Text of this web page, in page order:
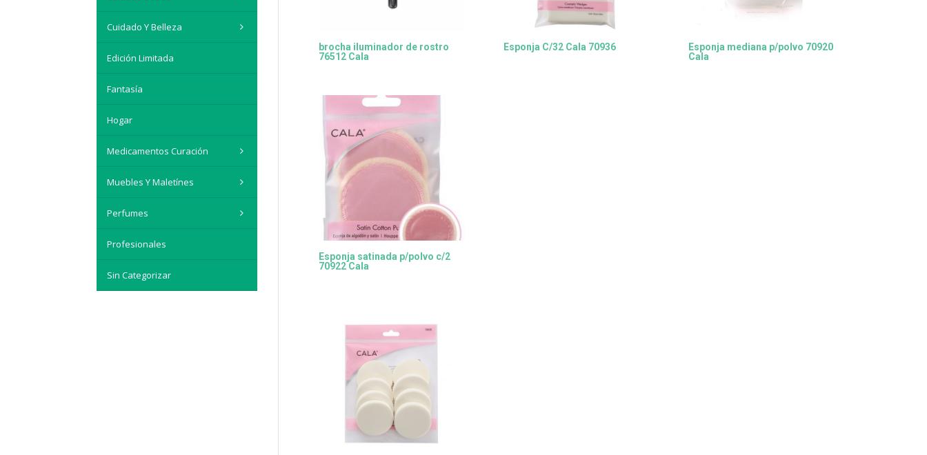
brocha iluminador de rostro
76512 Cala
Esponja C/32 Cala 70936
Esponja mediana p/polvo 70920
Cala
Esponja satinada p/polvo c/2
70922 Cala
Cuidado Y Belleza
Edición Limitada
Fantasía
Hogar
Medicamentos Curación
Muebles Y Maletínes
Perfumes
Profesionales
Sin Categorizar